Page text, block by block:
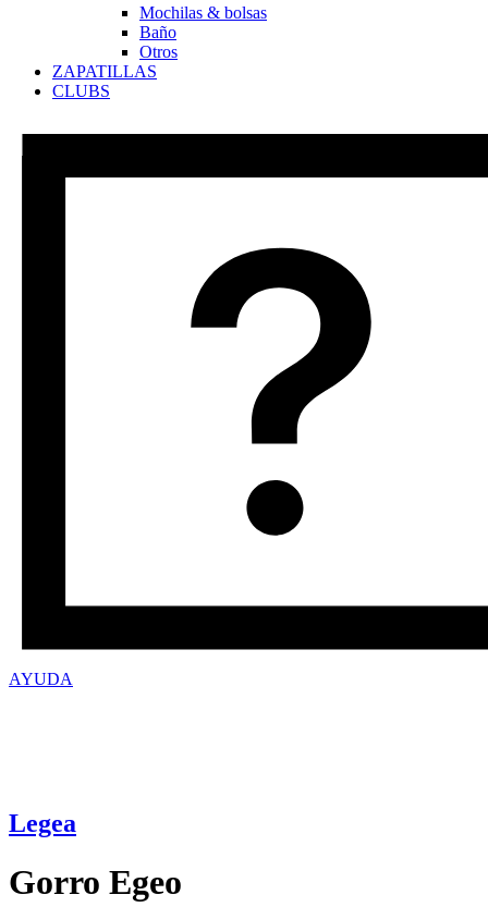
Mochilas & bolsas
Baño
Otros
ZAPATILLAS
CLUBS
AYUDA
Legea
Gorro Egeo